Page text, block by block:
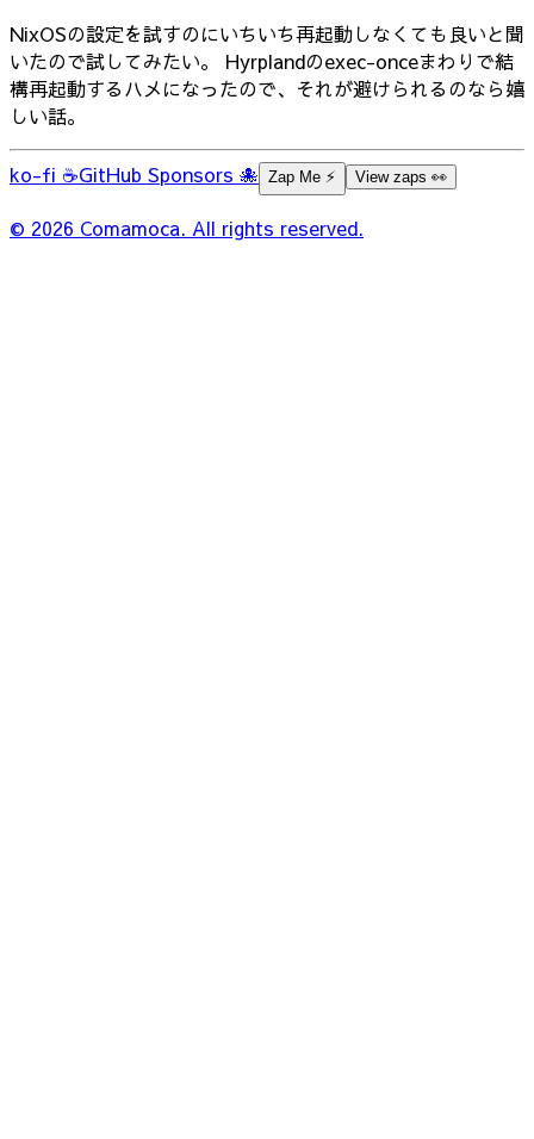
NixOSの設定を試すのにいちいち再起動しなくても良いと聞
いたので試してみたい。 Hyrplandのexec-onceまわりで結
構再起動するハメになったので、それが避けられるのなら嬉
しい話。
ko-fi ☕GitHub Sponsors 🐙 Zap Me ⚡️ View zaps 👀
© 2026 Comamoca. All rights reserved.